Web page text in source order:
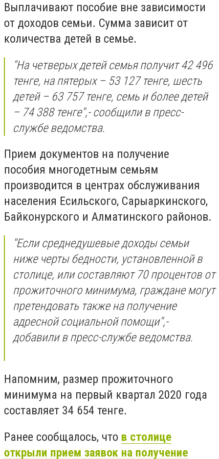
Выплачивают пособие вне зависимости
от доходов семьи. Сумма зависит от
количества детей в семье.
"На четверых детей семья получит42 496
тенге, на пятерых – 53 127 тенге, шесть
детей – 63 757 тенге, семь и более детей
– 74 388 тенге'',- сообщили в пресс-
службе ведомства.
Прием документов на получение
пособия многодетным семьям
производится в центрах обслуживания
населения Есильского, Сарыаркинского,
Байконурского и Алматинского районов.
''Если среднедушевые доходы семьи
ниже черты бедности, установленной в
столице, или составляют 70 процентов от
прожиточного минимума, граждане могут
претендовать также на получение
адресной социальной помощи'',-
добавили в пресс-службе ведомства.
Напомним, размер прожиточного
минимума на первый квартал 2020 года
составляет 34 654 тенге.
Ранее сообщалось, что в столице
открыли прием заявок на получение